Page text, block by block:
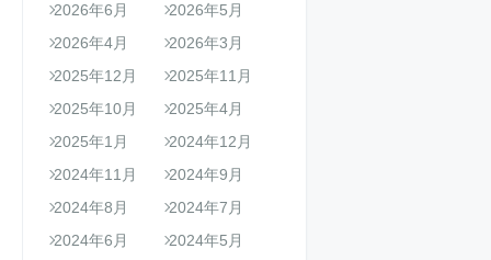
2026年6月
2026年5月
2026年4月
2026年3月
2025年12月
2025年11月
2025年10月
2025年4月
2025年1月
2024年12月
2024年11月
2024年9月
2024年8月
2024年7月
2024年6月
2024年5月